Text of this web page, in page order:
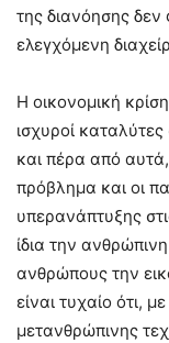
της διανόησης
ελεγχόμενη
Η οικονομική
ισχυροί
και πέρα από
πρόβλημα και οι
υπερανάπτυξης
ίδια την
ανθρώπους την
είναι τυχαίο ότι,
μετανθρώπινης